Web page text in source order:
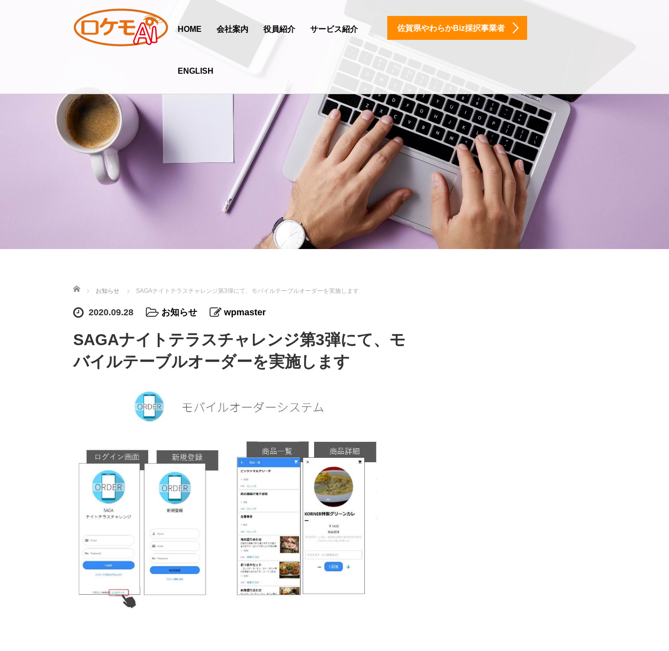
HOME 会社案内 役員紹介 サービス紹介
ENGLISH
佐賀県やわらかBiz採択事業者
ホーム お知らせ SAGAナイトテラスチャレンジ第3弾にて、モバイルテーブルオーダーを実施します
2020.09.28 お知らせ wpmaster
SAGAナイトテラスチャレンジ第3弾にて、モ
バイルテーブルオーダーを実施します